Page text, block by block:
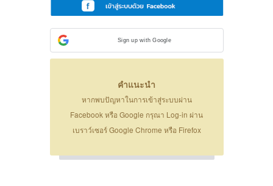
Sign up with Google
คำแนะนำ
หากพบปัญหาในการเข้าสู่ระบบผ่าน
Facebook หรือ Google กรุณา Log-in ผ่าน
เบราว์เซอร์ Google Chrome หรือ Firefox